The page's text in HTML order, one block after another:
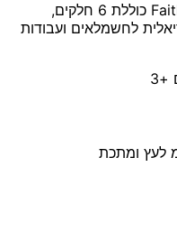
ערכת מברגי VDE מקצועית של Faithfull כוללת 6 חלקים,
1,000 וולט. אידיאלית לחשמלאים ועבודות
+3